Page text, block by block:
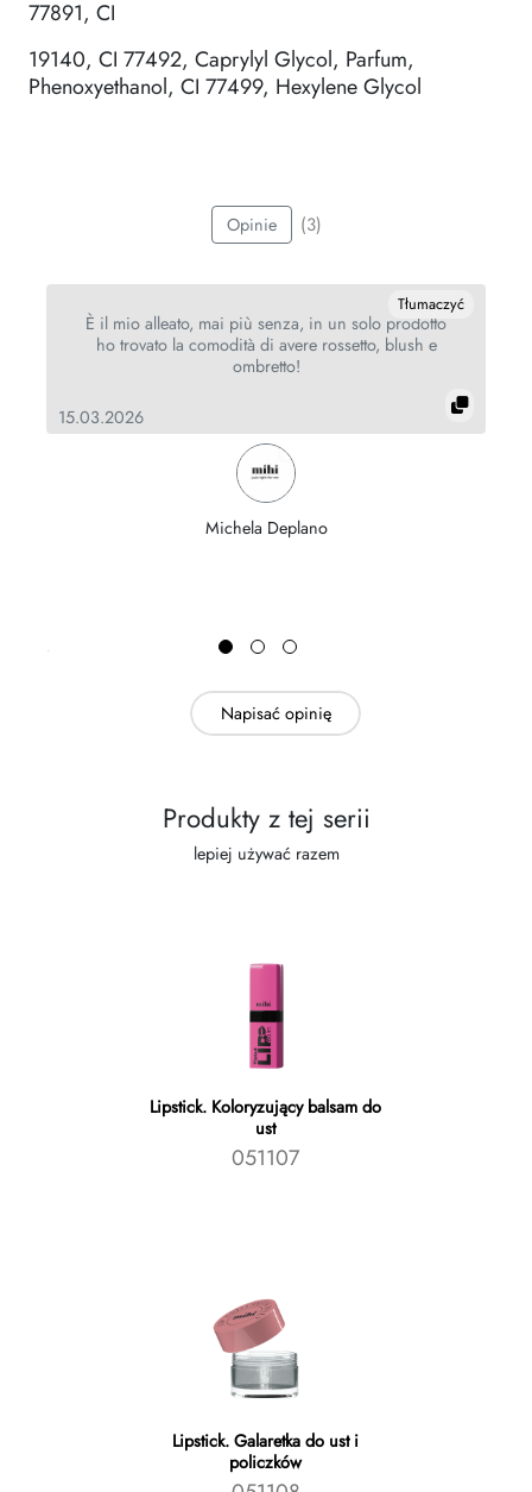
77891, CI
19140, CI 77492, Caprylyl Glycol, Parfum,
Phenoxyethanol, CI 77499, Hexylene Glycol
Opinie (3)
Tłumaczyć
È il mio alleato, mai più senza, in un solo prodotto
ho trovato la comodità di avere rossetto, blush e
ombretto!
15.03.2026
Michela Deplano
Napisać opinię
Produkty z tej serii
lepiej używać razem
Lipstick. Koloryzujący balsam do
ust
051107
Lipstick. Galaretka do ust i
policzków